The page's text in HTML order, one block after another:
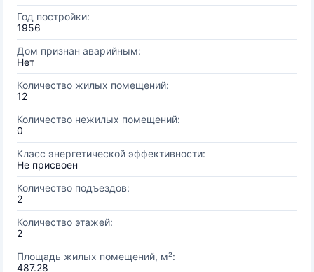
Год постройки:
1956
Дом признан аварийным:
Нет
Количество жилых помещений:
12
Количество нежилых помещений:
0
Класс энергетической эффективности:
Не присвоен
Количество подъездов:
2
Количество этажей:
2
Площадь жилых помещений, м²:
487.28